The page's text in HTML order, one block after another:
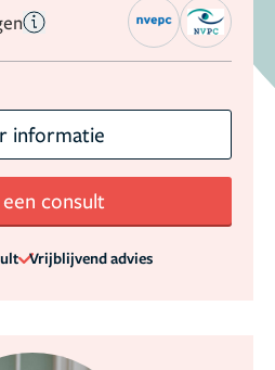
informatie
een consult
Vrijblijvend advies